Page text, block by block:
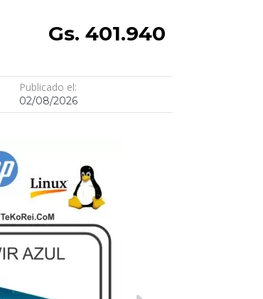
Gs. 401.940
Publicado el:
02/08/2026